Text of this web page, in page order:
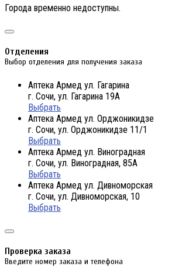
Города временно недоступны.
Отделения
Выбор отделения для получения заказа
Аптека Армед ул. Гагарина
г. Сочи, ул. Гагарина 19А
Выбрать
Аптека Армед ул. Орджоникидзе
г. Сочи, ул. Орджоникидзе 11/1
Выбрать
Аптека Армед ул. Виноградная
г. Сочи, ул. Виноградная, 85А
Выбрать
Аптека Армед ул. Дивноморская
г. Сочи, ул. Дивноморская, 10
Выбрать
Проверка заказа
Введите номер заказа и телефона